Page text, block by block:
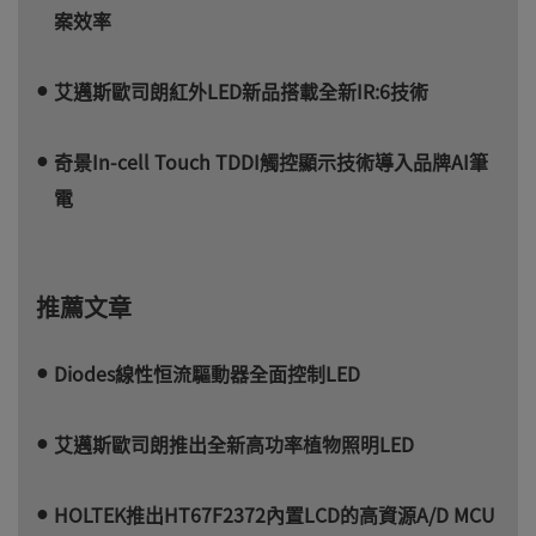
案效率
艾邁斯歐司朗紅外LED新品搭載全新IR:6技術
奇景In-cell Touch TDDI觸控顯示技術導入品牌AI筆
電
推薦文章
Diodes線性恒流驅動器全面控制LED
艾邁斯歐司朗推出全新高功率植物照明LED
HOLTEK推出HT67F2372內置LCD的高資源A/D MCU